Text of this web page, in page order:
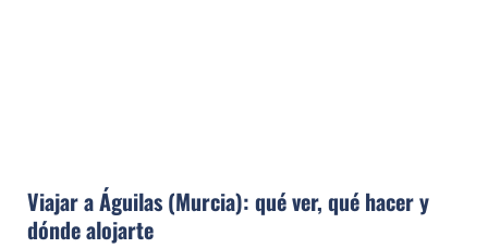
Viajar a Águilas (Murcia): qué ver, qué hacer y
dónde alojarte